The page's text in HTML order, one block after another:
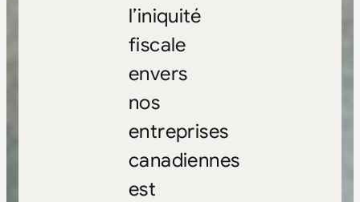
l’iniquité
fiscale
envers
nos
entreprises
canadiennes
est